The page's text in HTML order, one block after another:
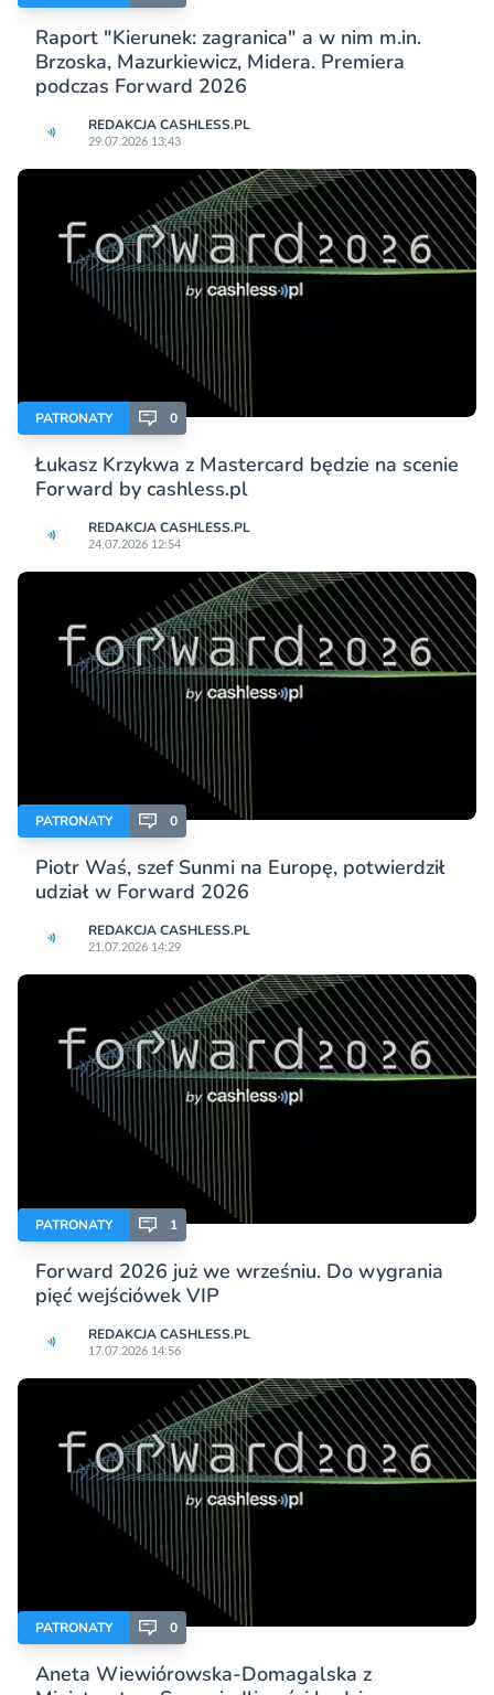
Raport "Kierunek: zagranica" a w nim m.in.
Brzoska, Mazurkiewicz, Midera. Premiera
podczas Forward 2026
REDAKCJA CASHLESS.PL
29.07.2026 13:43
PATRONATY 0
Łukasz Krzykwa z Mastercard będzie na scenie
Forward by cashless.pl
REDAKCJA CASHLESS.PL
24.07.2026 12:54
PATRONATY 0
Piotr Waś, szef Sunmi na Europę, potwierdził
udział w Forward 2026
REDAKCJA CASHLESS.PL
21.07.2026 14:29
PATRONATY 1
Forward 2026 już we wrześniu. Do wygrania
pięć wejściówek VIP
REDAKCJA CASHLESS.PL
17.07.2026 14:56
PATRONATY 0
Aneta Wiewiórowska-Domagalska z